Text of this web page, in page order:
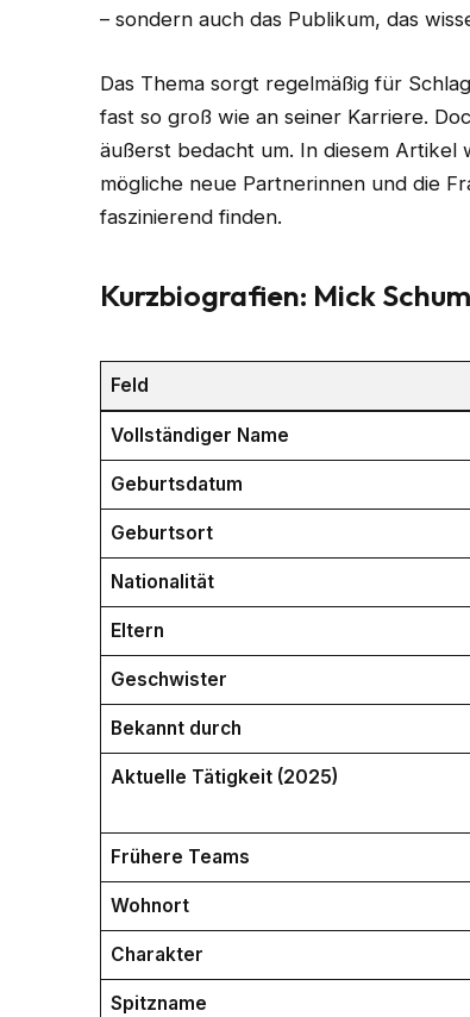
– sondern auch das Publikum, das
Das Thema sorgt regelmäßig für
fast so groß wie an seiner Karriere.
äußerst bedacht um. In diesem
mögliche neue Partnerinnen und die
faszinierend finden.
Kurzbiografien: Mick
Feld
Vollständiger Name
Geburtsdatum
Geburtsort
Nationalität
Eltern
Geschwister
Bekannt durch
Aktuelle Tätigkeit (2025)
Frühere Teams
Wohnort
Charakter
Spitzname